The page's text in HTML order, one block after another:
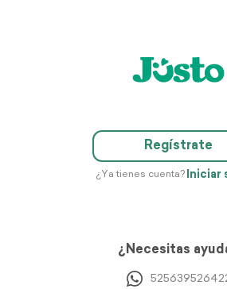
Regístrate
¿Ya tienes cuenta? Iniciar
¿Necesitas